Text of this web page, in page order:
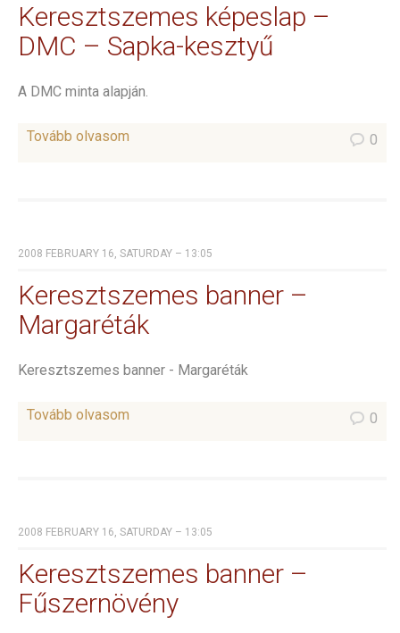
Keresztszemes képeslap –
DMC – Sapka-kesztyű
A DMC minta alapján.
Tovább olvasom 0
2008 FEBRUARY 16, SATURDAY – 13:05
Keresztszemes banner –
Margaréták
Keresztszemes banner - Margaréták
Tovább olvasom 0
2008 FEBRUARY 16, SATURDAY – 13:05
Keresztszemes banner –
Fűszernövény